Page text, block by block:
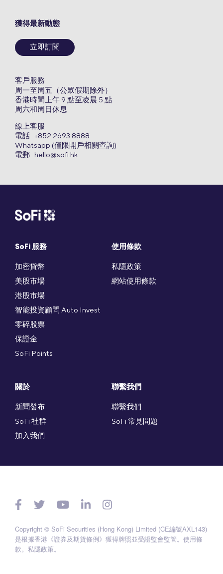
SoFi 服務
加密貨幣
美股市場
港股市場
智能投資顧問 Auto Invest
零碎股票
保證金
SoFi Points
使用條款
私隱政策
網站使用條款
關於
新聞發布
SoFi 社群
加入我們
聯繫我們
聯繫我們
SoFi 常見問題
獲得最新動態
立即訂閱
客戶服務
周一至周五（公眾假期除外）
香港時間上午 9 點至凌晨 5 點
周六和周日休息
線上客服
電話 : +852 2693 8888
Whatsapp (僅限開戶相關查詢)
電郵 : hello@sofi.hk
Copyright © SoFi Securities (Hong Kong) Limited (CE編號AXL143)
是根據香港《證券及期貨條例》獲得牌照並受證監會監管。 使用條
款。 私隱政策。